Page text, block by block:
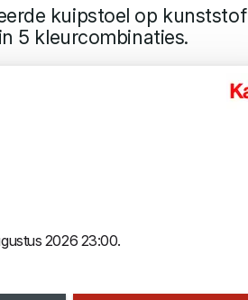
kuipstoel op kunststof
5 kleurcombinaties.
2026 23:00.